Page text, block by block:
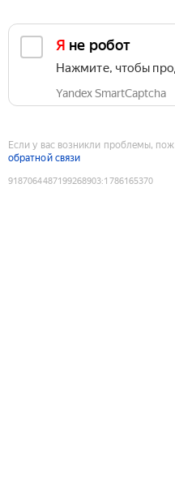
Я не робот
Нажмите, чтобы
Yandex SmartCaptcha
Если у вас возникли проблемы,
обратной связи
9187064487199268903:1786165370